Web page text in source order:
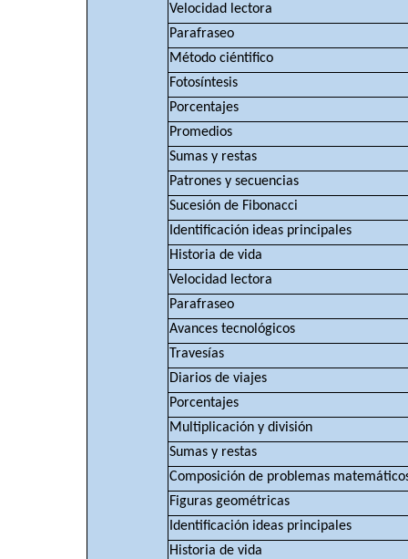
Velocidad lectora
Parafraseo
Método ciéntifico
Fotosíntesis
Porcentajes
Promedios
Sumas y restas
Patrones y secuencias
Sucesión de Fibonacci
Identificación ideas principales
Historia de vida
Velocidad lectora
Parafraseo
Avances tecnológicos
Travesías
Diarios de viajes
Porcentajes
Multiplicación y división
Sumas y restas
Composición de problemas
Figuras geométricas
Identificación ideas principales
Historia de vida